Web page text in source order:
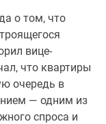
о том, что
вице-
что квартиры
очередь в
— одним из
спроса и